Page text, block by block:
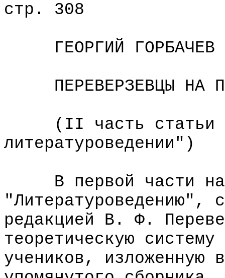
стр. 308
ГЕОРГИЙ ГОРБАЧЕВ
ПЕРЕВЕРЗЕВЦЫ НА
(II часть статьи
литературоведении")
В первой части
"Литературоведению",
редакцией В. Ф.
теоретическую
учеников, изложенную